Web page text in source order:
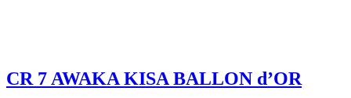
CR 7 AWAKA KISA BALLON d’OR